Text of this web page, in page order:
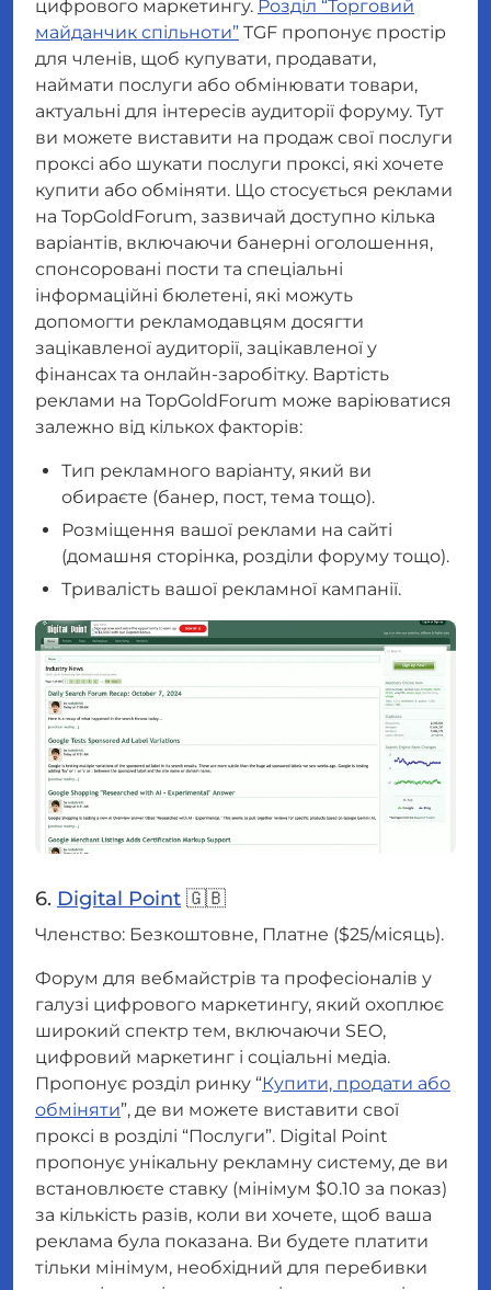
цифрового маркетингу. Розділ “Торговий
майданчик спільноти” TGF пропонує простір
для членів, щоб купувати, продавати,
наймати послуги або обмінювати товари,
актуальні для інтересів аудиторії форуму. Тут
ви можете виставити на продаж свої послуги
проксі або шукати послуги проксі, які хочете
купити або обміняти. Що стосується реклами
на TopGoldForum, зазвичай доступно кілька
варіантів, включаючи банерні оголошення,
спонсоровані пости та спеціальні
інформаційні бюлетені, які можуть
допомогти рекламодавцям досягти
зацікавленої аудиторії, зацікавленої у
фінансах та онлайн-заробітку. Вартість
реклами на TopGoldForum може варіюватися
залежно від кількох факторів:
Тип рекламного варіанту, який ви
обираєте (банер, пост, тема тощо).
Розміщення вашої реклами на сайті
(домашня сторінка, розділи форуму тощо).
Тривалість вашої рекламної кампанії.
6. Digital Point 🇬🇧
Членство: Безкоштовне, Платне ($25/місяць).
Форум для вебмайстрів та професіоналів у
галузі цифрового маркетингу, який охоплює
широкий спектр тем, включаючи SEO,
цифровий маркетинг і соціальні медіа.
Пропонує розділ ринку “Купити, продати або
обміняти”, де ви можете виставити свої
проксі в розділі “Послуги”. Digital Point
пропонує унікальну рекламну систему, де ви
встановлюєте ставку (мінімум $0.10 за показ)
за кількість разів, коли ви хочете, щоб ваша
реклама була показана. Ви будете платити
тільки мінімум, необхідний для перебивки